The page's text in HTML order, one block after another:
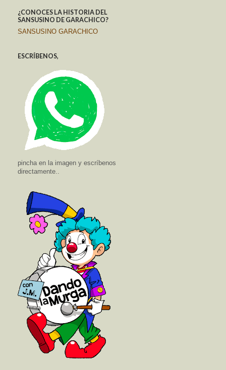
¿CONOCES LA HISTORIA DEL
SANSUSINO DE GARACHICO?
SANSUSINO GARACHICO
ESCRÍBENOS,
pincha en la imagen y escríbenos
directamente..